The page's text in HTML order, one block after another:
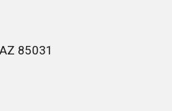
85031